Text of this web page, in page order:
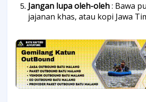
Jangan lupa oleh-oleh: Bawa
jajanan khas, atau kopi Jawa